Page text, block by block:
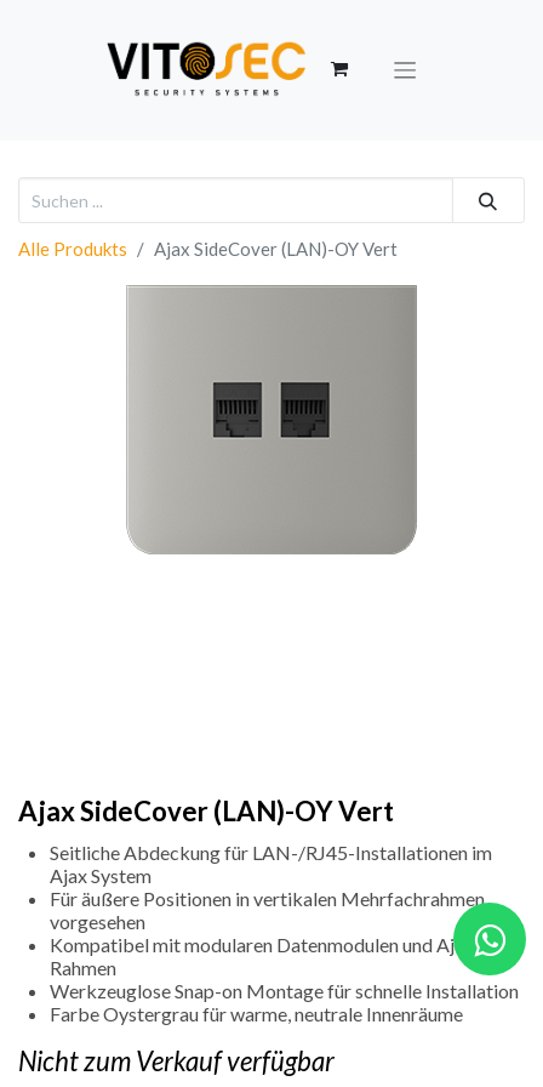
Alle Produkts Ajax SideCover (LAN)-OY Vert
Ajax SideCover (LAN)-OY Vert
Seitliche Abdeckung für LAN-/RJ45-Installationen im
Ajax System
Für äußere Positionen in vertikalen Mehrfachrahmen
vorgesehen
Kompatibel mit modularen Datenmodulen und Ajax
Rahmen
Werkzeuglose Snap-on Montage für schnelle Installation
Farbe Oystergrau für warme, neutrale Innenräume
Nicht zum Verkauf verfügbar